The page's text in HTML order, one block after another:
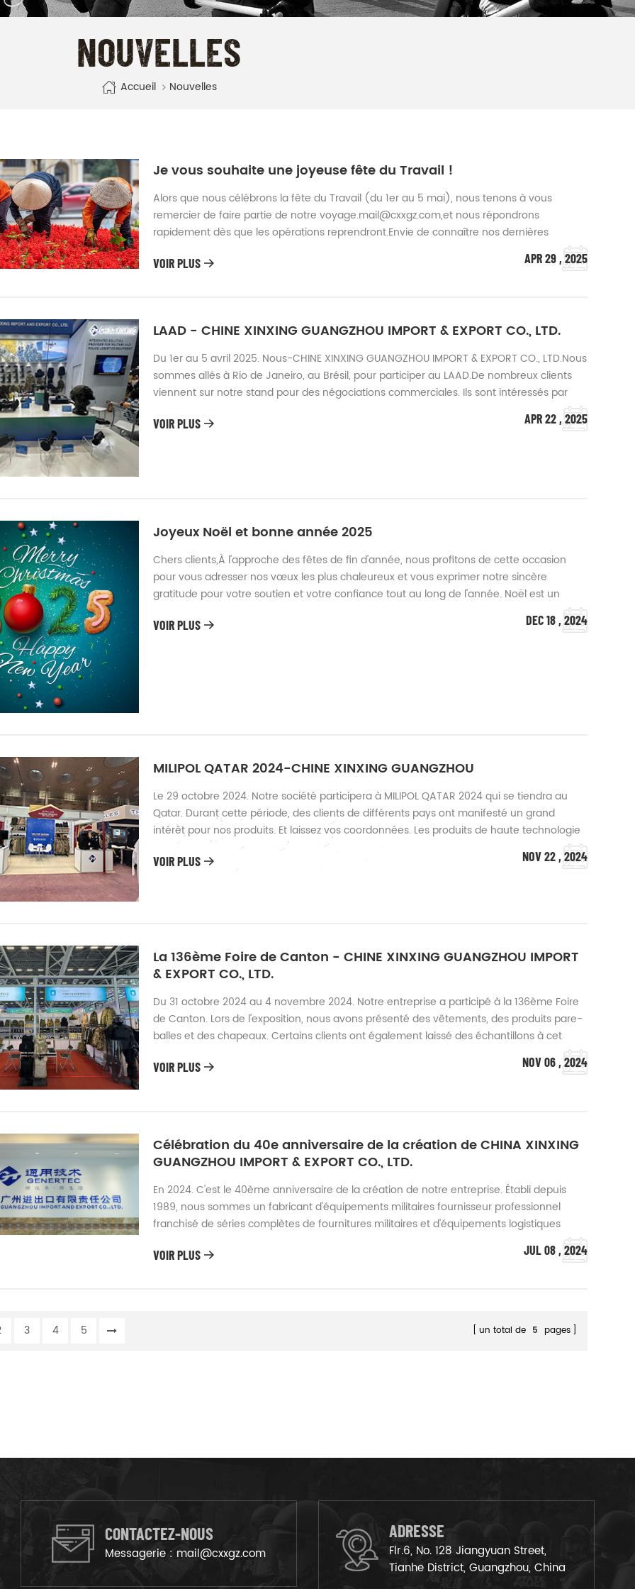
NOUVELLES
Accueil Nouvelles
Je vous souhaite une joyeuse fête du Travail !
Alors que nous célébrons la fête du Travail (du 1er au 5 mai), nous tenons à vous
remercier de faire partie de notrevoyage.mail@cxxgz.com,et nous répondrons
rapidement dès que les opérations reprendront.Envie de connaître nos dernières
actualités ? Visitez CHINE XINXING GUANGZHOU IMPORT & EXPORT CO., LTD. à explorer à
votre convenance.Joyeuses fêtes et bon départ !
VOIR PLUS APR 29 , 2025
LAAD - CHINE XINXING GUANGZHOU IMPORT & EXPORT CO., LTD.
Du 1er au 5 avril 2025. Nous-CHINE XINXING GUANGZHOU IMPORT & EXPORT CO., LTD.Nous
sommes allés à Rio de Janeiro, au Brésil, pour participer au LAAD.De nombreux clients
viennent sur notre stand pour des négociations commerciales. Ils sont intéressés par
d’approvisionnement des différents pays et la manière de mener à bien la coopéra...
VOIR PLUS APR 22 , 2025
Joyeux Noël et bonne année 2025
Chers clients,À l'approche des fêtes de fin d'année, nous profitons de cette occasion
pour vous adresser nos vœux les plus chaleureux et vous exprimer notre sincère
gratitude pour votre soutien et votre confiance tout au long de l'année. Noël est un
moment de fête, de réflexion, et de gratitude, et nous aimerions partager ce moment
privilégié avec vous. Ce Noël, nous vous envoyons nos vœux les plu...
VOIR PLUS DEC 18 , 2024
MILIPOL QATAR 2024-CHINE XINXING GUANGZHOU
Le 29 octobre 2024. Notre société participera à MILIPOL QATAR 2024 qui se tiendra au
Qatar. Durant cette période, des clients de différents pays ont manifesté un grand
intérêt pour nos produits. Et laissez vos coordonnées. Les produits de haute technologie
tels que les lunettes de vision nocturne et les véhicules blindés sont les plus
fréquemment consultés par les clients. Notre société a été fond...
VOIR PLUS NOV 22 , 2024
La 136ème Foire de Canton - CHINE XINXING GUANGZHOU IMPORT
& EXPORT CO., LTD.
Du 31 octobre 2024 au 4 novembre 2024. Notre entreprise a participé à la 136ème Foire
de Canton. Lors de l'exposition, nous avons présenté des vêtements, des produits pare-
balles et des chapeaux. Certains clients ont également laissé des échantillons à cet
effet. Merci aux clients pour leur confiance. Nous fournirons à nos clients un service de la
plus haute qualité. Les clients viennent de nombre...
VOIR PLUS NOV 06 , 2024
Célébration du 40e anniversaire de la création de CHINA XINXING
GUANGZHOU IMPORT & EXPORT CO., LTD.
En 2024. C'est le 40ème anniversaire de la création de notre entreprise. Établi depuis
1989, nous sommes un fabricant d'équipements militaires fournisseur professionnel
franchisé de séries complètes de fournitures militaires et d'équipements logistiques
avec l'autorisation d'exportation militaire spéciale du Conseil d'État de la RPC. Situé à
Guangzhou et avec notre propre usine de produits pare-ba...
VOIR PLUS JUL 08 , 2024
3 4 5 un total de 5 pages
CONTACTEZ-NOUS
Messagerie : mail@cxxgz.com
ADRESSE
Flr.6, No. 128 Jiangyuan Street,
Tianhe District, Guangzhou, China